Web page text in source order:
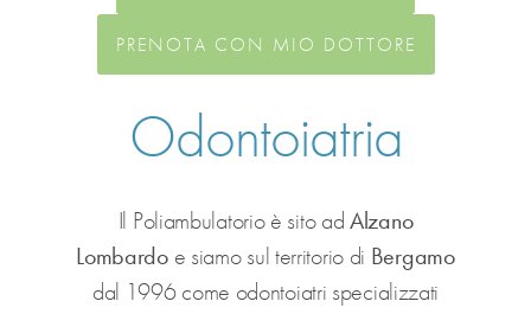
PRENOTA CON MIO DOTTORE
Odontoiatria
Il Poliambulatorio è sito adAlzano
Lombardoe siamo sul territorio di Bergamo
dal 1996 come odontoiatri specializzati